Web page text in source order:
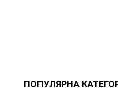
ПОПУЛЯРНА